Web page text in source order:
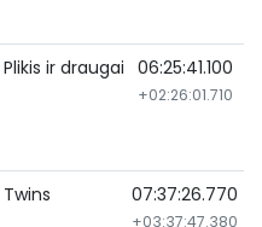
Plikis ir draugai 06:25:41.100
+02:26:01.710
Twins 07:37:26.770
+03:37:47.380